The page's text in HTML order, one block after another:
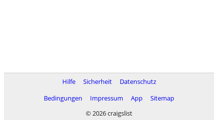
Hilfe Sicherheit
Datenschutz
Bedingungen
Impressum App
Sitemap
© 2026 craigslist